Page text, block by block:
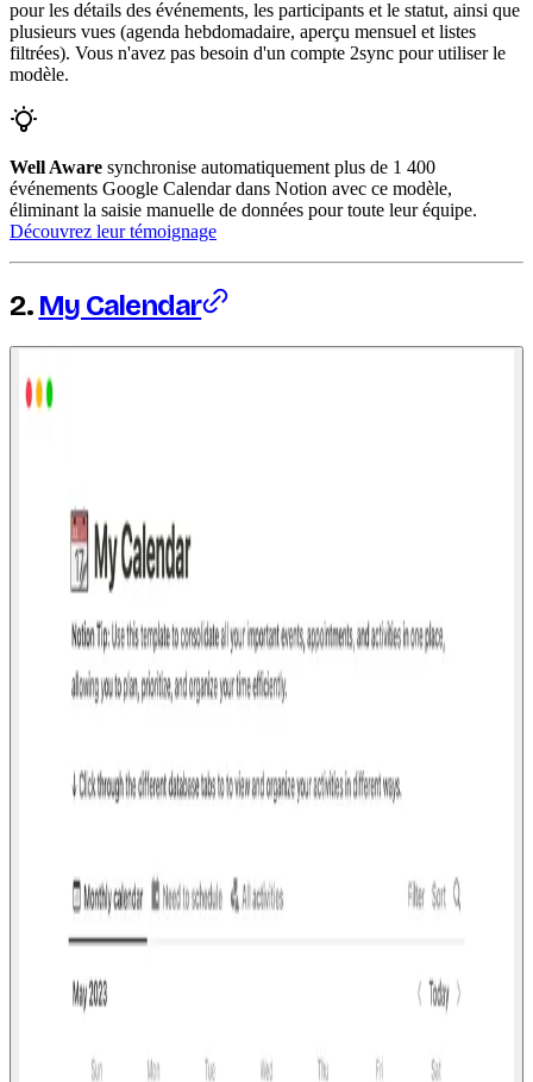
pour les détails des événements, les participants et le statut, ainsi que
plusieurs vues (agenda hebdomadaire, aperçu mensuel et listes
filtrées). Vous n'avez pas besoin d'un compte 2sync pour utiliser le
modèle.
Well Aware synchronise automatiquement plus de 1 400
événements Google Calendar dans Notion avec ce modèle,
éliminant la saisie manuelle de données pour toute leur équipe.
Découvrez leur témoignage
2. My Calendar